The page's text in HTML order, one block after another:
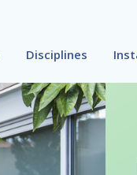
Disciplines